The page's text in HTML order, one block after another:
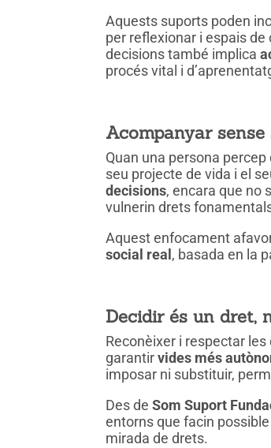
Aquests suports poden
per reflexionar i espais
decisions també implica
procés vital i
Acompanyar
Quan una persona
seu projecte de vida i el
decisions, encara que no
vulnerin drets
Aquest enfocament
social real , basada en la
Decidir és un dret,
Reconèixer i respectar
garantirvides més
imposar ni substituir,
Des deSom Suport
entorns que facin
mirada de drets.